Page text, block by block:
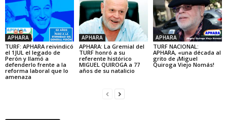
APHARA
TURF: APHARA reivindicó
el 1JUL el legado de
Perón y llamó a
defenderlo frente a la
reforma laboral que lo
amenaza
APHARA
APHARA: La Gremial del
TURF honró a su
referente histórico
MIGUEL QUIROGA a 77
años de su natalicio
APHARA
TURF NACIONAL:
APHARA, «una década al
grito de ¡Miguel
Quiroga Viejo Nomás!